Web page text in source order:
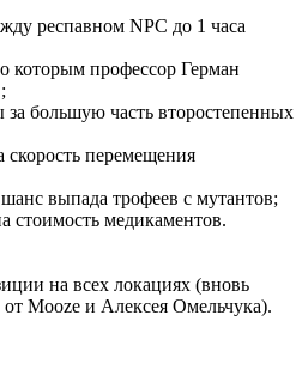
респавном NPC до 1 часа
которым профессор Герман
большую часть второстепенных
скорость перемещения
выпада трофеев с мутантов;
стоимость медикаментов.
на всех локациях (вновь
Mooze и Алексея Омельчука).